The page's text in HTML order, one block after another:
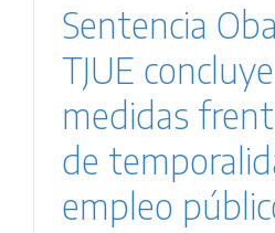
Sentencia
TJUE
medidas
de
empleo